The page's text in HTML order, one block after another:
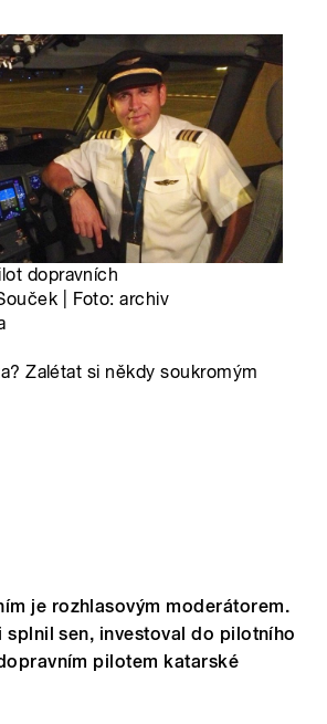
dopravních
| Foto: archiv
Zalétat si někdy soukromým
je rozhlasovým moderátorem.
splnil sen, investoval do pilotního
pilotem katarské